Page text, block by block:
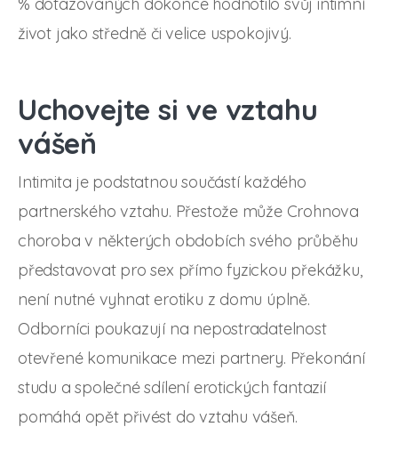
život jako středně či velice uspokojivý.
Uchovejte si ve vztahu
vášeň
Intimita je podstatnou součástí každého
partnerského vztahu. Přestože může Crohnova
choroba v některých obdobích svého průběhu
představovat pro sex přímo fyzickou překážku,
není nutné vyhnat erotiku z domu úplně.
Odborníci poukazují na nepostradatelnost
otevřené komunikace mezi partnery. Překonání
studu a společné sdílení erotických fantazií
pomáhá opět přivést do vztahu vášeň.